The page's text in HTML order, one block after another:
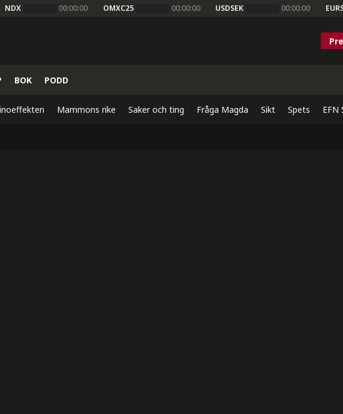
NDX 00:00:00 OMXC25 00:00:00 USDSEK 00:00:00
BOK PODD
Mammons rike Saker och ting Fråga Magda Sikt Spets EFN